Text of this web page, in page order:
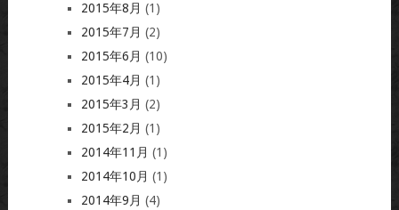
2015年8月 (1)
2015年7月 (2)
2015年6月 (10)
2015年4月 (1)
2015年3月 (2)
2015年2月 (1)
2014年11月 (1)
2014年10月 (1)
2014年9月 (4)